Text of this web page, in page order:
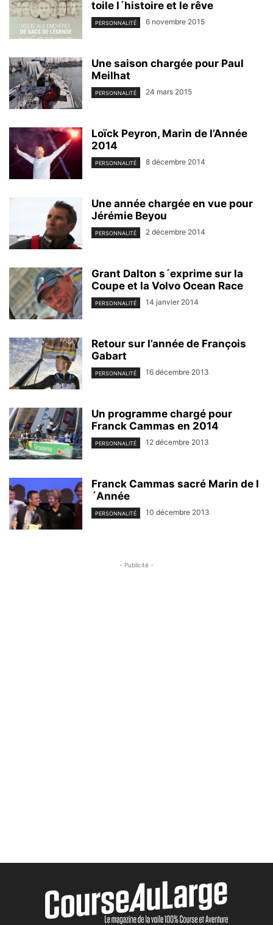
toile l´histoire et le rêve
PERSONNALITÉ 6 novembre 2015
Une saison chargée pour Paul
Meilhat
PERSONNALITÉ 24 mars 2015
Loïck Peyron, Marin de l’Année
2014
PERSONNALITÉ 8 décembre 2014
Une année chargée en vue pour
Jérémie Beyou
PERSONNALITÉ 2 décembre 2014
Grant Dalton s´exprime sur la
Coupe et la Volvo Ocean Race
PERSONNALITÉ 14 janvier 2014
Retour sur l’année de François
Gabart
PERSONNALITÉ 16 décembre 2013
Un programme chargé pour
Franck Cammas en 2014
PERSONNALITÉ 12 décembre 2013
Franck Cammas sacré Marin de l
´Année
PERSONNALITÉ 10 décembre 2013
- Publicité -